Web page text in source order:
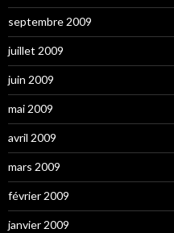
septembre 2009
juillet 2009
juin 2009
mai 2009
avril 2009
mars 2009
février 2009
janvier 2009